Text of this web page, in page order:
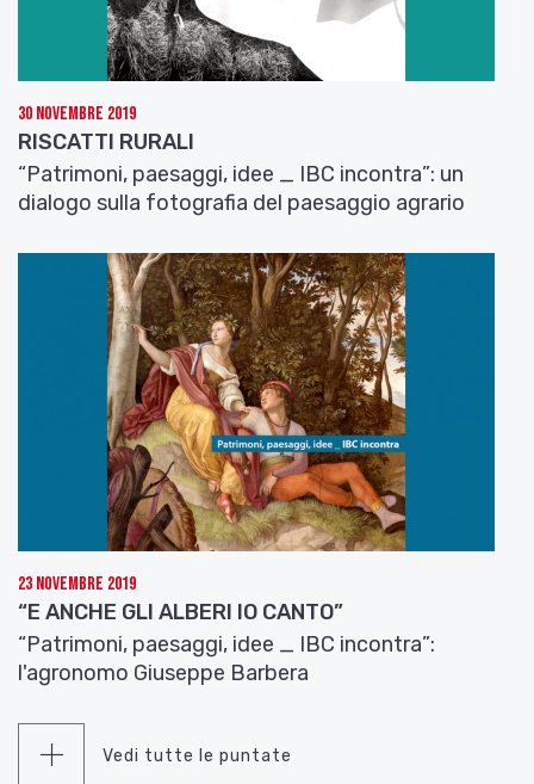
30 Novembre 2019
RISCATTI RURALI
“Patrimoni, paesaggi, idee _ IBC incontra”: un
dialogo sulla fotografia del paesaggio agrario
23 Novembre 2019
“E ANCHE GLI ALBERI IO CANTO”
“Patrimoni, paesaggi, idee _ IBC incontra”:
l'agronomo Giuseppe Barbera
Vedi tutte le puntate